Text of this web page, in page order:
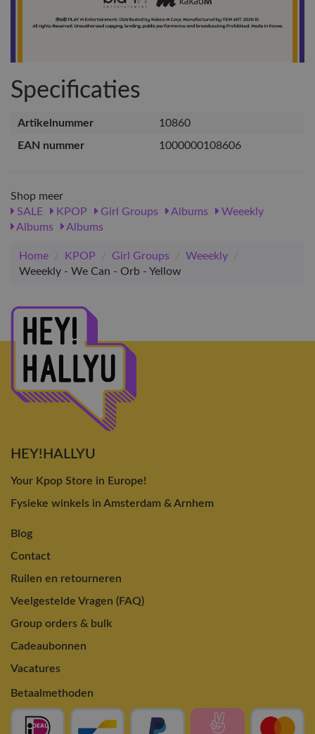
Specificaties
Artikelnummer
10860
EAN nummer
1000000108606
Shop meer
SALE
KPOP Girl Groups Albums
Weeekly
Albums
Albums
Home / KPOP / Girl Groups / Weeekly
/
Weeekly - We Can - Orb - Yellow
HEY!HALLYU
Your Kpop Store in Europe!
Fysieke winkels in Amsterdam & Arnhem
Blog
Contact
Ruilen en retourneren
Veelgestelde Vragen (FAQ)
Group orders & bulk
Cadeaubonnen
Vacatures
Betaalmethoden